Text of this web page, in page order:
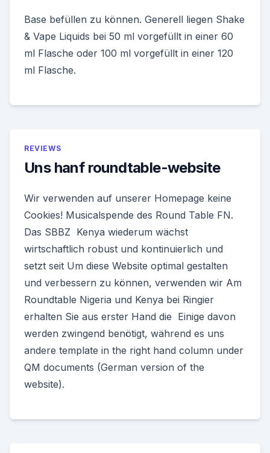
Base befüllen zu können. Generell liegen Shake
& Vape Liquids bei 50 ml vorgefüllt in einer 60
ml Flasche oder 100 ml vorgefüllt in einer 120
ml Flasche.
REVIEWS
Uns hanf roundtable-website
Wir verwenden auf unserer Homepage keine
Cookies! Musicalspende des Round Table FN.
Das SBBZ Kenya wiederum wächst
wirtschaftlich robust und kontinuierlich und
setzt seit Um diese Website optimal gestalten
und verbessern zu können, verwenden wir Am
Roundtable Nigeria und Kenya bei Ringier
erhalten Sie aus erster Hand die Einige davon
werden zwingend benötigt, während es uns
andere template in the right hand column under
QM documents (German version of the
website).